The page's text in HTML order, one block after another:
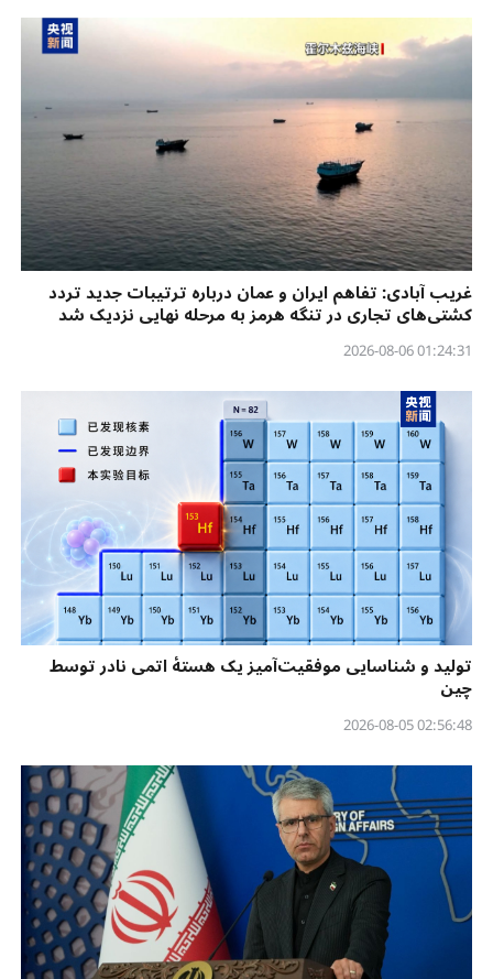
غریب آبادی: تفاهم ایران و عمان درباره ترتیبات جدید تردد
کشتی‌های تجاری در تنگه هرمز به مرحله نهایی نزدیک شد
01:24:31 2026-08-06
تولید و شناسایی موفقیت‌آمیز یک هستهٔ اتمی نادر توسط
چین
02:56:48 2026-08-05